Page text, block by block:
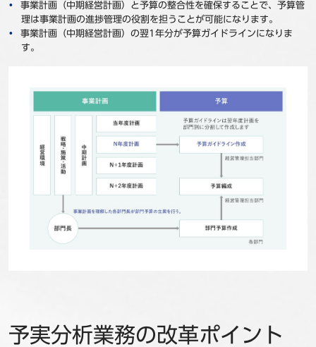
事業計画（中期経営計画）と予算の整合性を確保することで、予算管
理は事業計画の進捗管理の役割を担うことが可能になります。
事業計画（中期経営計画）の翌1年分が予算ガイドラインになりま
す。
予実分析業務の改革ポイント